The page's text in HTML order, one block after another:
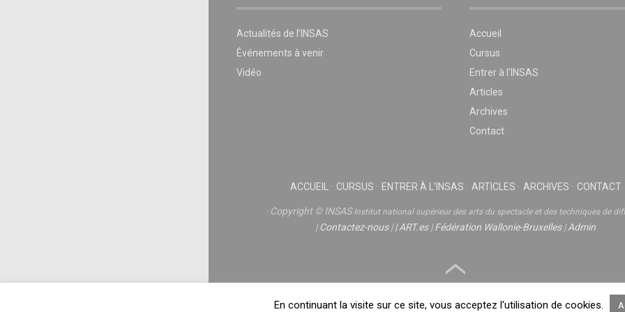
Actualités de l’INSAS
Événements à venir
Vidéo
Accueil
Cursus
Entrer à l’INSAS
Articles
Archives
Contact
ACCUEIL CURSUS ENTRER À L’INSAS ARTICLES ARCHIVES CONTACT
Copyright © INSASInstitut national supérieur des arts du spectacle et des techniques de
|Contactez-nous||ART.es|Fédération Wallonie-Bruxelles|Admin
En continuant la visite sur ce site, vous acceptez l'utilisation de cookies.